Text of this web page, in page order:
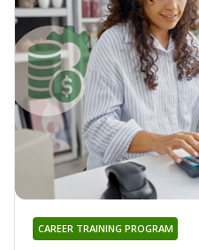
CAREER TRAINING PROGRAM